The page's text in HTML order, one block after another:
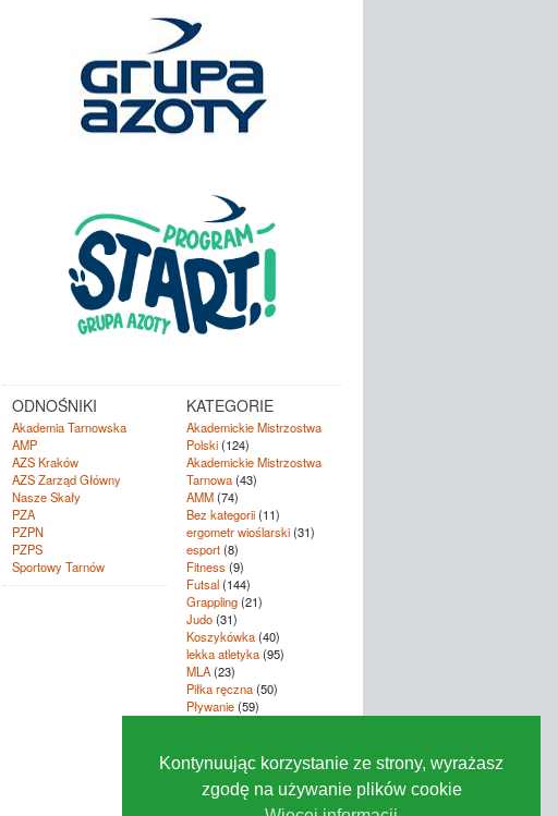
ODNOŚNIKI
Akademia Tarnowska
AMP
AZS Kraków
AZS Zarząd Główny
Nasze Skały
PZA
PZPN
PZPS
Sportowy Tarnów
KATEGORIE
Akademickie Mistrzostwa
Polski(124)
Akademickie Mistrzostwa
Tarnowa(43)
AMM(74)
Bez kategorii(11)
ergometr wioślarski(31)
esport(8)
Fitness (9)
Futsal(144)
Grappling(21)
Judo(31)
Koszykówka(40)
lekka atletyka(95)
MLA(23)
Piłka ręczna(50)
Pływanie(59)
Tenis(8)
trójbój
(11)
Wspinaczka (158)
Kontynuując korzystanie ze strony, wyrażasz
zgodę na używanie plików cookie